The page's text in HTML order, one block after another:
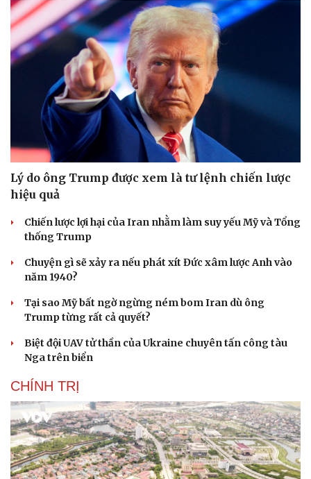
Lý do ông Trump được xem là tư lệnh chiến lược
hiệu quả
Chiến lược lợi hại của Iran nhằm làm suy yếu Mỹ và Tổng
thống Trump
Chuyện gì sẽ xảy ra nếu phát xít Đức xâm lược Anh vào
năm 1940?
Tại sao Mỹ bất ngờ ngừng ném bom Iran dù ông
Trump từng rất cả quyết?
Biệt đội UAV tử thần của Ukraine chuyên tấn công tàu
Nga trên biển
CHÍNH TRỊ